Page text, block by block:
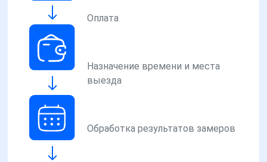
Оплата
Назначение времени и места
выезда
Обработка результатов замеров